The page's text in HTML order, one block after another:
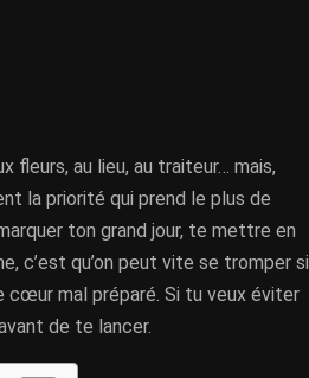
fleurs, au lieu, au traiteur… mais,
la priorité qui prend le plus de
ton grand jour, te mettre en
c’est qu’on peut vite se tromper si
cœur mal préparé. Si tu veux éviter
de te lancer.